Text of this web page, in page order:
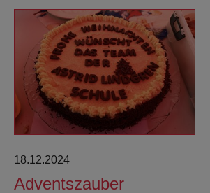
18.12.2024
Adventszauber